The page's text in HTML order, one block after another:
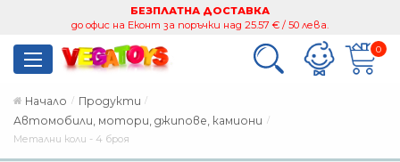
БЕЗПЛАТНА ДОСТАВКА
до офис на Еконт за поръчки над 25.57 € / 50 лева.
0
Начало
Продукти
Автомобили, мотори, джипове, камиони
Метални коли - 4 броя